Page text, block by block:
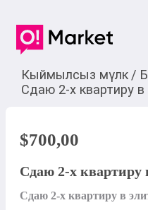
Кыймылсыз мүлк /
Сдаю 2-х квартиру
$700,00
Сдаю 2-х квартиру
Сдаю 2-х квартиру в